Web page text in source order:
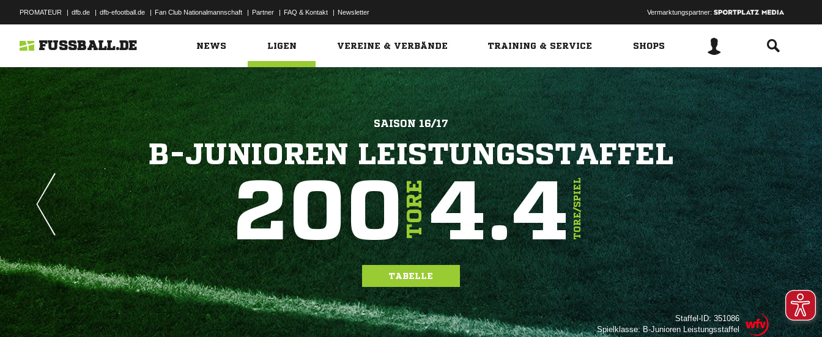
PROMATEUR | dfb.de | dfb-efootball.de | Fan Club Nationalmannschaft | Partner | FAQ & Kontakt | Newsletter Vermarktungspartner:
FUSSBALL.DE NEWS LIGEN VEREINE & VERBÄNDE TRAINING & SERVICE SHOPS
SAISON 16/17
B-JUNIOREN LEISTUNGSSTAFFEL
200TORE4.4TORE/SPIEL
TABELLE
Staffel-ID: 351086
Spielklasse: B-Junioren Leistungsstaffel